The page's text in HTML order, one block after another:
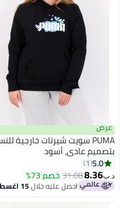
PUMA سويت شيرتات خارجية للنساء
عادي، أسود
1
31.08خصم 73%
احصل عليه خلال15 اغسطس